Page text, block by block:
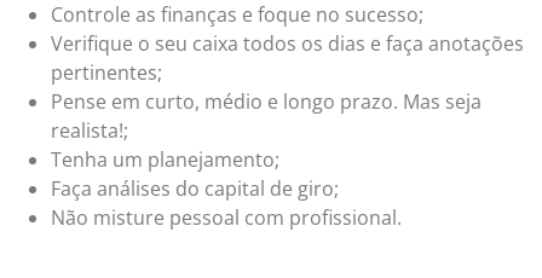
Controle as finanças e foque no sucesso;
Verifique o seu caixa todos os dias e faça anotações
pertinentes;
Pense em curto, médio e longo prazo. Mas seja
realista!;
Tenha um planejamento;
Faça análises do capital de giro;
Não misture pessoal com profissional.